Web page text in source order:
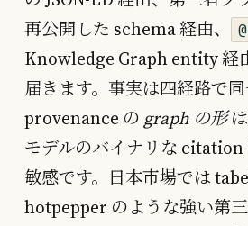
再公開した schema 経由、
Knowledge Graph entity 経
届きます。事実は四経路で
provenance の graph の形は
モデルのバイナリな citation
敏感です。日本市場では
hotpepper のような強い第